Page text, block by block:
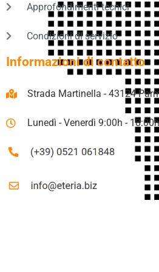
Approfondimenti tecnici
Condizioni di servizio
Informazioni di contatto
Strada Martinella - 43124
Lunedì - Venerdì 9:00h - 18:00h